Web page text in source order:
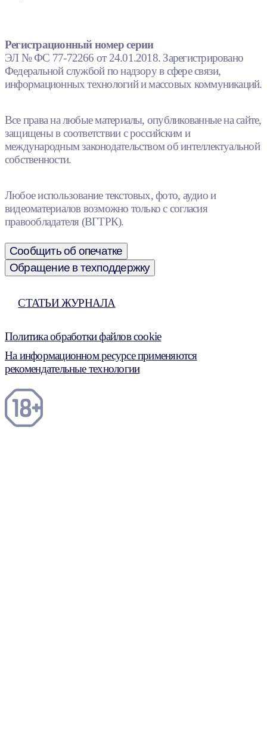
Регистрационный номер серии
ЭЛ № ФС 77-72266 от 24.01.2018. Зарегистрировано
Федеральной службой по надзору в сфере связи,
информационных технологий и массовых коммуникаций.
Все права на любые материалы, опубликованные на сайте,
защищены в соответствии с российским и
международным законодательством об интеллектуальной
собственности.
Любое использование текстовых, фото, аудио и
видеоматериалов возможно только с согласия
правообладателя (ВГТРК).
Сообщить об опечатке
Обращение в техподдержку
СТАТЬИ ЖУРНАЛА
Политика обработки файлов cookie
На информационном ресурсе применяются
рекомендательные технологии